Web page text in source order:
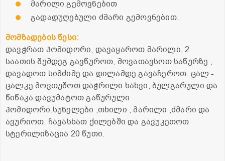
მარილი გემოვნებით
გადადუღებული ძმარი გემოვნებით.
მომზადების წესი:
დავჭრათ პომიდორი, დავაყაროთ მარილი, 2
საათის შემდეგ გავწუროთ, მოვათავსოთ საწურზე ,
დავადოთ სიმძიმე და დილამდე გავაჩეროთ. ცალ -
ცალკე მოვთუშოთ დაჭრილი ხახვი, ბულგარული და
წიწაკა.დავუმატოთ გაწურული
პომიდორი,სუნელები ,თხილი , მარილი ,ძმარი და
ავურიოთ. ჩავასხათ ქილებში და გავუკეთოთ
სტერილიზაცია 20 წუთი.